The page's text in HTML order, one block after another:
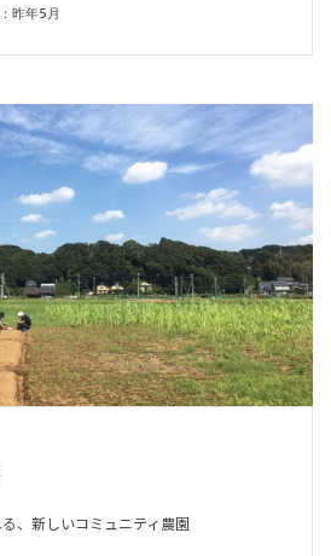
昨年5月
、新しいコミュニティ農園